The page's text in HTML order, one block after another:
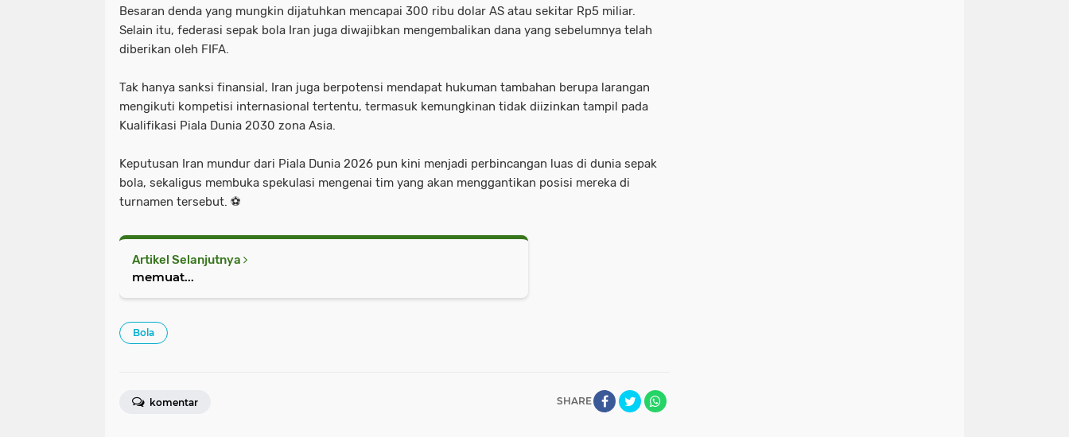
Besaran denda yang mungkin dijatuhkan mencapai 300 ribu dolar AS atau sekitar Rp5 miliar.
Selain itu, federasi sepak bola Iran juga diwajibkan mengembalikan dana yang sebelumnya telah
diberikan oleh FIFA.
Tak hanya sanksi finansial, Iran juga berpotensi mendapat hukuman tambahan berupa larangan
mengikuti kompetisi internasional tertentu, termasuk kemungkinan tidak diizinkan tampil pada
Kualifikasi Piala Dunia 2030 zona Asia.
Keputusan Iran mundur dari Piala Dunia 2026 pun kini menjadi perbincangan luas di dunia sepak
bola, sekaligus membuka spekulasi mengenai tim yang akan menggantikan posisi mereka di
turnamen tersebut. ⚽
Artikel Selanjutnya
memuat...
Bola
SHARE
komentar